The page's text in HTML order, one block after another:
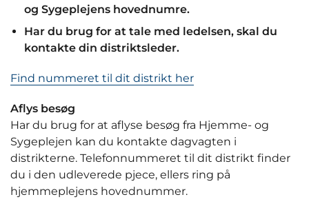
og Sygeplejens hovednumre.
Har du brug for at tale med ledelsen, skal du
kontakte din distriktsleder.
Find nummeret til dit distrikt her
Aflys besøg
Har du brug for at aflyse besøg fra Hjemme- og
Sygeplejen kan du kontakte dagvagten i
distrikterne. Telefonnummeret til dit distrikt finder
du i den udleverede pjece, ellers ring på
hjemmeplejens hovednummer.